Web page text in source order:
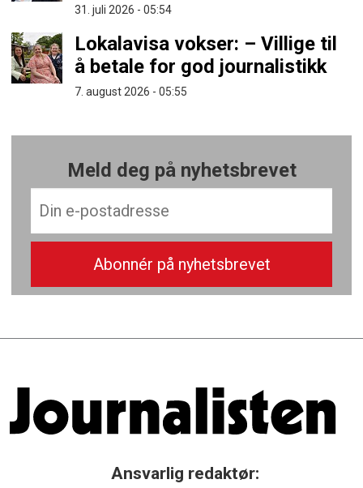
31. juli 2026 - 05:54
Lokalavisa vokser: – Villige til
å betale for god journalistikk
7. august 2026 - 05:55
Meld deg på nyhetsbrevet
Ansvarlig redaktør: